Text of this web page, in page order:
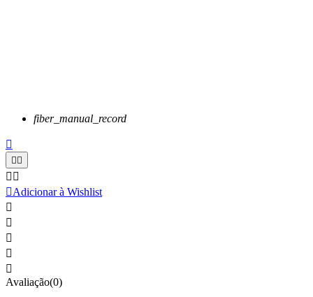
fiber_manual_record

 
 
Adicionar à Wishlist





Avaliação(0)